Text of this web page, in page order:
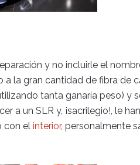
y no incluirle el
a la gran cantidad de fibra de
tanta ganaría peso) y
a un SLR y, ¡sacrilegio!, le
con el interior, personalmente